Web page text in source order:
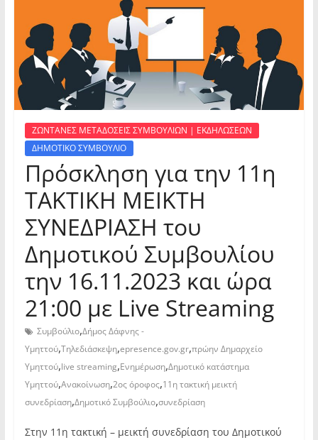
ΖΩΝΤΑΝΕΣ ΜΕΤΑΔΟΣΕΙΣ ΣΥΜΒΟΥΛΙΩΝ | ΕΚΔΗΛΩΣΕΩΝ
ΔΗΜΟΤΙΚΟ ΣΥΜΒΟΥΛΙΟ
Πρόσκληση για την 11η
ΤΑΚΤΙΚΗ ΜΕΙΚΤΗ
ΣΥΝΕΔΡΙΑΣΗ του
Δημοτικού Συμβουλίου
την 16.11.2023 και ώρα
21:00 με Live Streaming
Συμβούλιο,Δήμος Δάφνης -
Υμηττού,Τηλεδιάσκεψη,epresence.gov.gr,πρώην Δημαρχείο
Υμηττού,live streaming,Ενημέρωση,Δημοτικό κατάστημα
Υμηττού,Ανακοίνωση,2ος όροφος,11η τακτική μεικτή
συνεδρίαση,Δημοτικό Συμβούλιο,συνεδρίαση
Στην 11η τακτική – μεικτή συνεδρίαση του Δημοτικού